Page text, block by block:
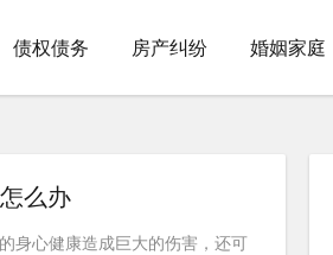
债权债务 房产纠纷 婚姻家庭
么办
身心健康造成巨大的伤害，还可